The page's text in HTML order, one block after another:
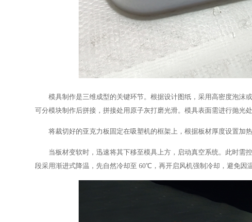
模具制作是三维成型的关键环节。根据设计图纸，采用高密度泡沫或
可分模块制作后拼接，拼接处用原子灰打磨光滑。模具表面需进行抛光
将裁切好的亚克力板固定在吸塑机的框架上，根据板材厚度设置加热
当板材变软时，迅速将其下移至模具上方，启动真空系统。此时需
段采用渐进式降温，先自然冷却至 60℃，再开启风机强制冷却，避免因